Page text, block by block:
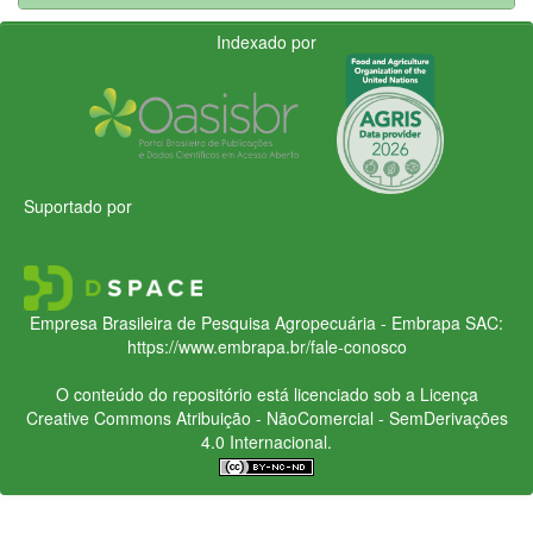
Indexado por
Suportado por
Empresa Brasileira de Pesquisa Agropecuária - Embrapa SAC:
https://www.embrapa.br/fale-conosco
O conteúdo do repositório está licenciado sob a Licença
Creative CommonsAtribuição - NãoComercial - SemDerivações
4.0 Internacional.